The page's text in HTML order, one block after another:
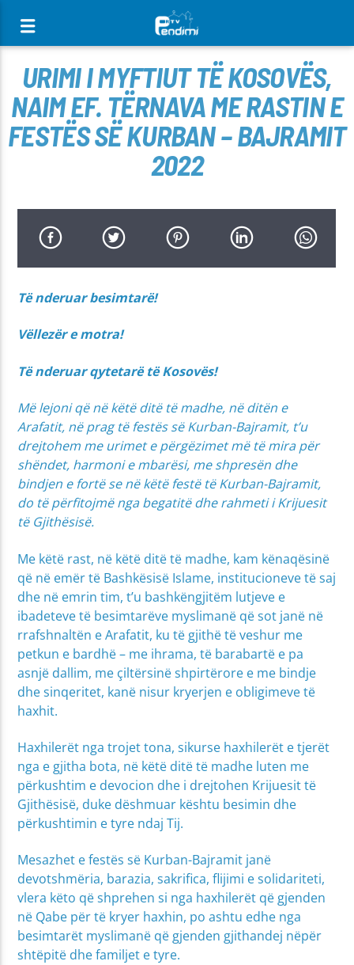
URIMI I MYFTIUT TË KOSOVËS,
NAIM EF. TËRNAVA ME RASTIN E
FESTËS SË KURBAN – BAJRAMIT
2022
Të nderuar besimtarë!
Vëllezër e motra!
Të nderuar qytetarë të Kosovës!
Më lejoni që në këtë ditë të madhe, në ditën e
Arafatit, në prag të festës së Kurban-Bajramit, t’u
drejtohem me urimet e përgëzimet më të mira për
shëndet, harmoni e mbarësi, me shpresën dhe
bindjen e fortë se në këtë festë të Kurban-Bajramit,
do të përfitojmë nga begatitë dhe rahmeti i Krijuesit
të Gjithësisë.
Me këtë rast, në këtë ditë të madhe, kam kënaqësinë
që në emër të Bashkësisë Islame, institucioneve të saj
dhe në emrin tim, t’u bashkëngjitëm lutjeve e
ibadeteve të besimtarëve myslimanë që sot janë në
rrafshnaltën e Arafatit, ku të gjithë të veshur me
petkun e bardhë – me ihrama, të barabartë e pa
asnjë dallim, me çiltërsinë shpirtërore e me bindje
dhe sinqeritet, kanë nisur kryerjen e obligimeve të
haxhit.
Haxhilerët nga trojet tona, sikurse haxhilerët e tjerët
nga e gjitha bota, në këtë ditë të madhe luten me
përkushtim e devocion dhe i drejtohen Krijuesit të
Gjithësisë, duke dëshmuar kështu besimin dhe
përkushtimin e tyre ndaj Tij.
Mesazhet e festës së Kurban-Bajramit janë
devotshmëria, barazia, sakrifica, flijimi e solidariteti,
vlera këto që shprehen si nga haxhilerët që gjenden
në Qabe për të kryer haxhin, po ashtu edhe nga
besimtarët myslimanë që gjenden gjithandej nëpër
shtëpitë dhe familjet e tyre.